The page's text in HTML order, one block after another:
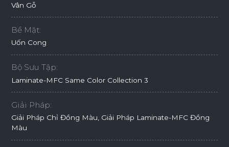
Vân Gỗ
Bề Mặt:
Uốn Cong
Bộ Sưu Tập:
Laminate-MFC Same Color Collection 3
Giải Pháp:
Giải Pháp Chỉ Đồng Màu, Giải Pháp Laminate-MFC Đồng
Màu